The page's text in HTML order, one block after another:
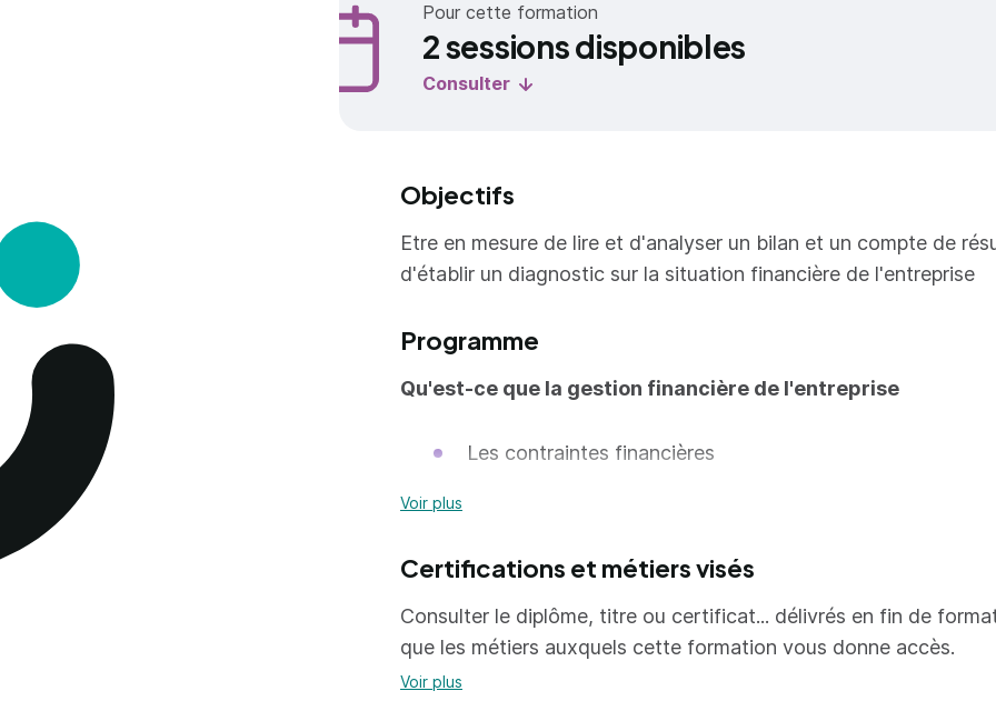
Pour cette formation
2 sessions disponibles
Consulter
Objectifs
Etre en mesure de lire et d'analyser un bilan et un compte de
d'établir un diagnostic sur la situation financière de l'entreprise
Programme
Qu'est-ce que la gestion financière de l'entreprise
Les contraintes financières
Les objectifs de l'analyse financière
Analyse de l'activité et des résultats
Voir plus
Certifications et métiers visés
Consulter le diplôme, titre ou certificat... délivrés en fin de
que les métiers auxquels cette formation vous donne accès.
Voir plus